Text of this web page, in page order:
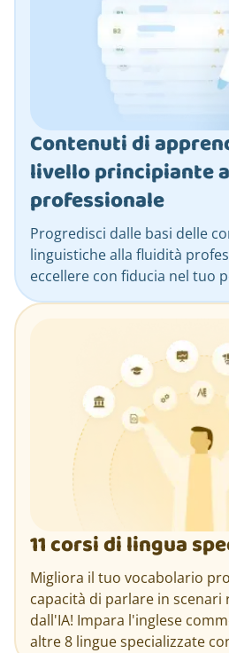
Contenuti di
livello principiante a
professionale
Progredisci dalle basi delle
linguistiche alla fluidità
eccellere con fiducia nel tuo
11 corsi di lingua
Migliora il tuo vocabolario
capacità di parlare in
dall'IA! Impara l'inglese
altre 8 lingue specializzate